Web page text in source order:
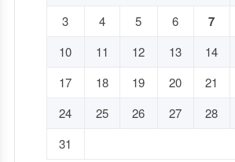
3
4 5 6 7
10
11 12 13 14
17
18 19 20 21
24
25 26 27 28
31